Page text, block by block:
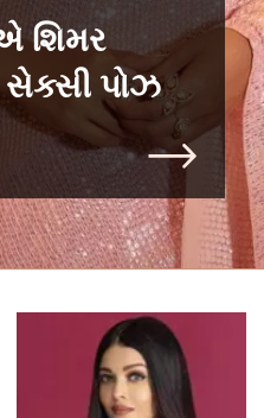
શિમર
સેક્સી પોઝ